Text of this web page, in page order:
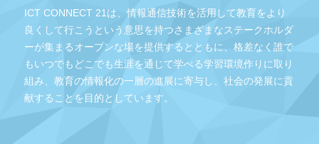
ICT CONNECT 21は、情報通信技術を活用して教育をより
良くして行こうという意思を持つさまざまなステークホルダ
ーが集まるオープンな場を提供するとともに、格差なく誰で
もいつでもどこでも生涯を通じて学べる学習環境作りに取り
組み、教育の情報化の一層の進展に寄与し、社会の発展に貢
献することを目的としています。